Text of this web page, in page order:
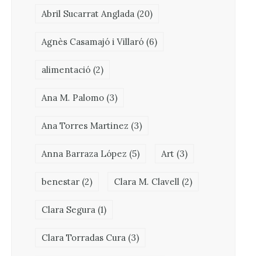
Abril Sucarrat Anglada (20)
Agnès Casamajó i Villaró (6)
alimentació (2)
Ana M. Palomo (3)
Ana Torres Martinez (3)
Anna Barraza López (5) Art (3)
benestar (2) Clara M. Clavell (2)
Clara Segura (1)
Clara Torradas Cura (3)